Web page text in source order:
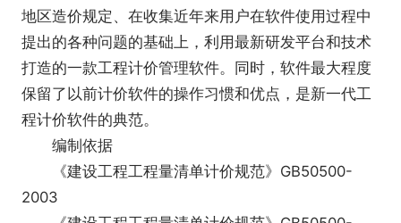
地区造价规定、在收集近年来用户在软件使用过程中
提出的各种问题的基础上，利用最新研发平台和技术
打造的一款工程计价管理软件。同时，软件最大程度
保留了以前计价软件的操作习惯和优点，是新一代工
程计价软件的典范。
编制依据
《建设工程工程量清单计价规范》GB50500-
2003